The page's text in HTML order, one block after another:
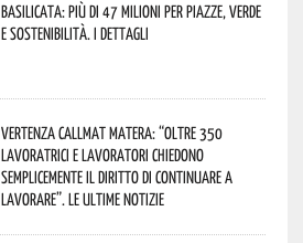
Basilicata: più di 47 milioni per piazze, verde
e sostenibilità. I dettagli
Vertenza CallMat Matera: “Oltre 350
lavoratrici e lavoratori chiedono
semplicemente il diritto di continuare a
lavorare”. Le ultime notizie